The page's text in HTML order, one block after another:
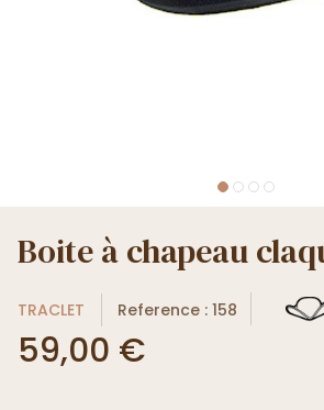
Boite à chapeau
TRACLET Reference : 158
59,00 €